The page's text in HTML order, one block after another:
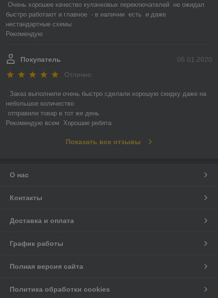
Очень хорошее качество кулачковых переключателей  не ожидал
быстро работают и главное  - в наличии  есть  и даже
нестандартные схемы
Рекомендую
06.01.2020
Покупатель
Отлично
Заказ выполнили очень быстро сделали хорошую скидку даже на
небольшое количество
Рекомендую всем  Хорошие ребята
Показать все отзывы
О нас
Контакты
Доставка и оплата
График работы
Полная версия сайта
Политика обработки cookies